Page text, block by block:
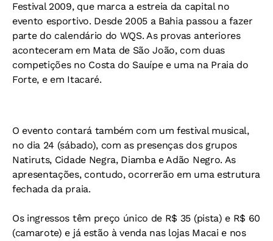
Festival 2009, que marca a estreia da capital no
evento esportivo. Desde 2005 a Bahia passou a fazer
parte do calendário do WQS. As provas anteriores
aconteceram em Mata de São João, com duas
competições no Costa do Sauípe e uma na Praia do
Forte, e em Itacaré.
O evento contará também com um festival musical,
no dia 24 (sábado), com as presenças dos grupos
Natiruts, Cidade Negra, Diamba e Adão Negro. As
apresentações, contudo, ocorrerão em uma estrutura
fechada da praia.
Os ingressos têm preço único de R$ 35 (pista) e R$ 60
(camarote) e já estão à venda nas lojas Macai e nos